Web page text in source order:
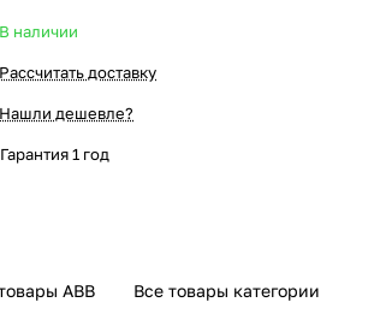
В наличии
Рассчитать доставку
Нашли дешевле?
Гарантия 1 год
ABB Все товары категории